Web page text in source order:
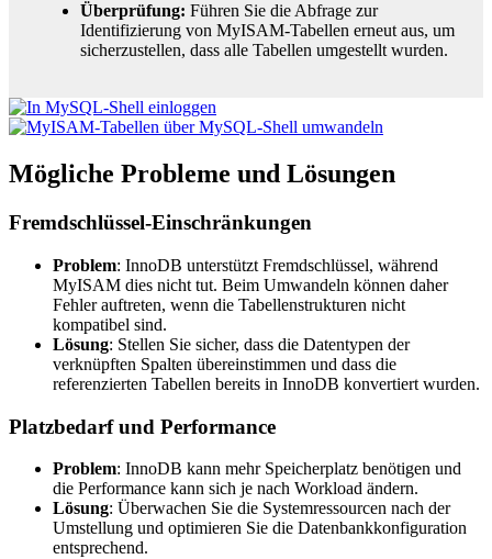
Überprüfung: Führen Sie die Abfrage zur
Identifizierung von MyISAM-Tabellen erneut aus, um
sicherzustellen, dass alle Tabellen umgestellt wurden.
Mögliche Probleme und Lösungen
Fremdschlüssel-Einschränkungen
Problem: InnoDB unterstützt Fremdschlüssel, während
MyISAM dies nicht tut. Beim Umwandeln können daher
Fehler auftreten, wenn die Tabellenstrukturen nicht
kompatibel sind.
Lösung: Stellen Sie sicher, dass die Datentypen der
verknüpften Spalten übereinstimmen und dass die
referenzierten Tabellen bereits in InnoDB konvertiert wurden.
Platzbedarf und Performance
Problem: InnoDB kann mehr Speicherplatz benötigen und
die Performance kann sich je nach Workload ändern.
Lösung: Überwachen Sie die Systemressourcen nach der
Umstellung und optimieren Sie die Datenbankkonfiguration
entsprechend.